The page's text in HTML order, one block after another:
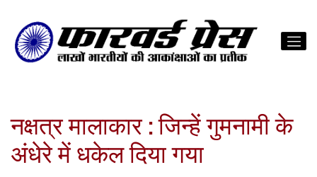
नक्षत्र मालाकार : जिन्हें गुमनामी के
अंधेरे में धकेल दिया गया